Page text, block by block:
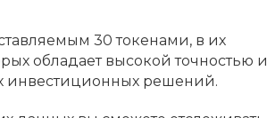
30 токенами, в их
обладает высокой точностью и
инвестиционных решений.